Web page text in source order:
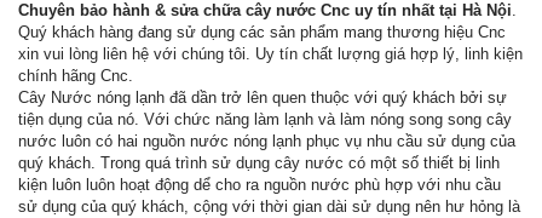
Chuyên bảo hành & sửa chữa cây nước Cnc uy tín nhất tại Hà Nội.
Quý khách hàng đang sử dụng các sản phẩm mang thương hiệu Cnc
xin vui lòng liên hệ với chúng tôi. Uy tín chất lượng giá hợp lý, linh kiện
chính hãng Cnc.
Cây Nước nóng lạnh đã dần trở lên quen thuộc với quý khách bởi sự
tiện dụng của nó. Với chức năng làm lạnh và làm nóng song song cây
nước luôn có hai nguồn nước nóng lạnh phục vụ nhu cầu sử dụng của
quý khách. Trong quá trình sử dụng cây nước có một số thiết bị linh
kiện luôn luôn hoạt động dể cho ra nguồn nước phù hợp với nhu cầu
sử dụng của quý khách, cộng với thời gian dài sử dụng nên hư hỏng là